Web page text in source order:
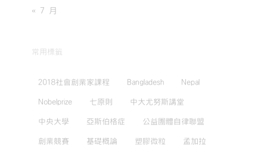
« 7 月
常用標籤
2018社會創業家課程 Bangladesh Nepal
Nobelprize 七原則 中大尤努斯講堂
中央大學 亞斯伯格症 公益團體自律聯盟
創業競賽 基礎概論 塑膠微粒 孟加拉